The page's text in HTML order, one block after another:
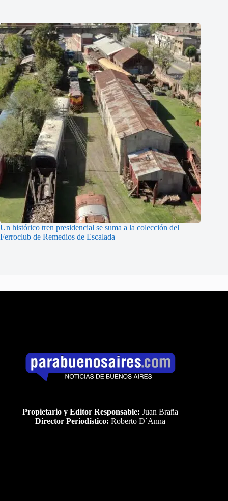
Un histórico tren presidencial se suma a la colección del
Ferroclub de Remedios de Escalada
Propietario y Editor Responsable: Juan Braña
Director Periodístico: Roberto D´Anna